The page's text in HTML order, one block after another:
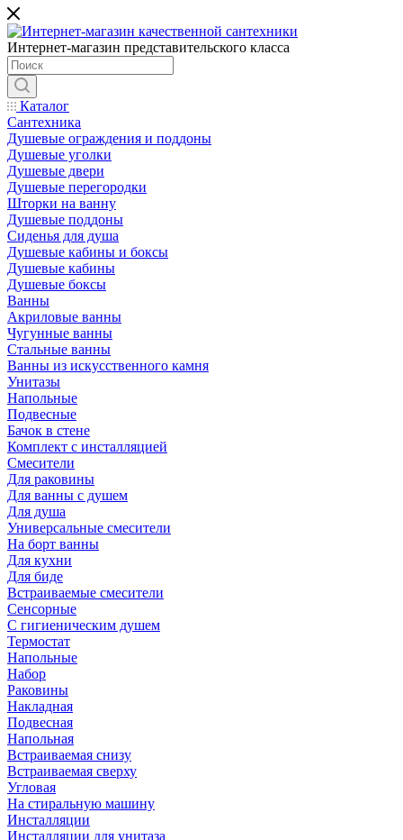
Интернет-магазин представительского класса
Каталог
Сантехника
Душевые ограждения и поддоны
Душевые уголки
Душевые двери
Душевые перегородки
Шторки на ванну
Душевые поддоны
Сиденья для душа
Душевые кабины и боксы
Душевые кабины
Душевые боксы
Ванны
Акриловые ванны
Чугунные ванны
Стальные ванны
Ванны из искусственного камня
Унитазы
Напольные
Подвесные
Бачок в стене
Комплект с инсталляцией
Смесители
Для раковины
Для ванны с душем
Для душа
Универсальные смесители
На борт ванны
Для кухни
Для биде
Встраиваемые смесители
Сенсорные
С гигиеническим душем
Термостат
Напольные
Набор
Раковины
Накладная
Подвесная
Напольная
Встраиваемая снизу
Встраиваемая сверху
Угловая
На стиральную машину
Инсталляции
Инсталляции для унитаза